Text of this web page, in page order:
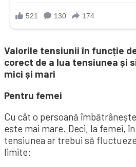
Valorile tensiunii în funcție
corect de a lua tensiunea și
mici și mari
Pentru femei
Cu cât o persoană
este mai mare. Deci, la femei,
tensiunea ar trebui să
limite: